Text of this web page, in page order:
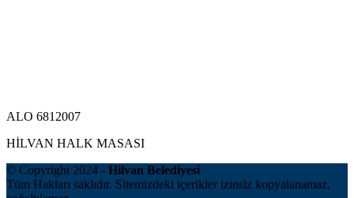
ALO 6812007
HİLVAN HALK MASASI
© Copyright 2024 - Hilvan Belediyesi
Tüm Hakları saklıdır. Sitemizdeki içerikler izinsiz kopyalanamaz,